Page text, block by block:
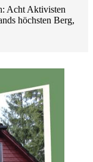
Acht Aktivisten
höchsten Berg,